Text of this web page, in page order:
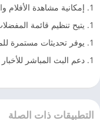
إمكانية مشاهدة
يتيح تنظيم قائمة
يوفر تحديثات مستمرة
دعم البث المباشر للأخبار
التطبيقات ذات الصلة